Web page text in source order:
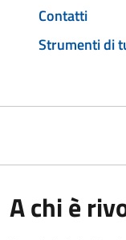
Contatti
Strumenti di
A chi è